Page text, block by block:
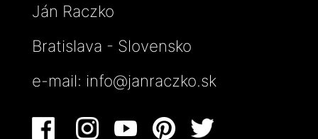
Ján Raczko
Bratislava - Slovensko
e-mail: info@janraczko.sk